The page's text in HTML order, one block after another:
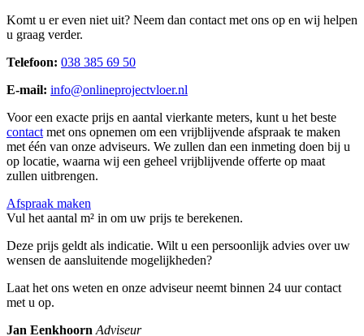
Komt u er even niet uit? Neem dan contact met ons op en wij helpen
u graag verder.
Telefoon: 038 385 69 50
E-mail: info@onlineprojectvloer.nl
Voor een exacte prijs en aantal vierkante meters, kunt u het beste
contact met ons opnemen om een vrijblijvende afspraak te maken
met één van onze adviseurs. We zullen dan een inmeting doen bij u
op locatie, waarna wij een geheel vrijblijvende offerte op maat
zullen uitbrengen.
Afspraak maken
Vul het aantal m² in om uw prijs te berekenen.
Deze prijs geldt als indicatie. Wilt u een persoonlijk advies over uw
wensen de aansluitende mogelijkheden?
Laat het ons weten en onze adviseur neemt binnen 24 uur contact
met u op.
Jan Eenkhoorn Adviseur